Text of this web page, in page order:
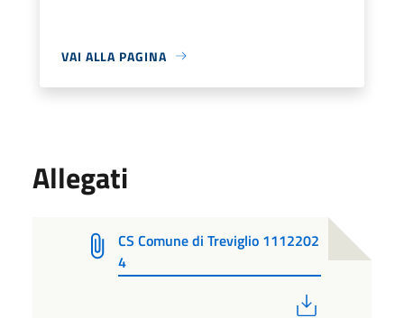
VAI ALLA PAGINA
Allegati
CS Comune di Treviglio 1112202
4